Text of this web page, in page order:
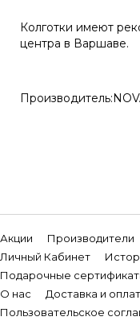
Колготки имеют
центра в Варшаве.
Акции Производители
Личный Кабинет
Подарочные
О нас
Доставка и
Пользовательское